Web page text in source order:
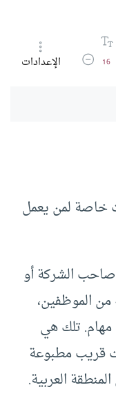
حجم الخط
16 تقليل حجم الخط
الإعدادات
خاصة لمن يعمل
صاحب الشركة أو
الموظفين،
مهام. تلك هي
قريب مطبوعة
العربية.